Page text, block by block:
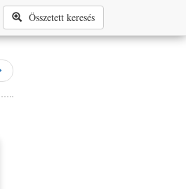
Összetett keresés